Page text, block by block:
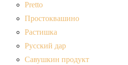
Pretto
Простоквашино
Растишка
Русский дар
Савушкин продукт